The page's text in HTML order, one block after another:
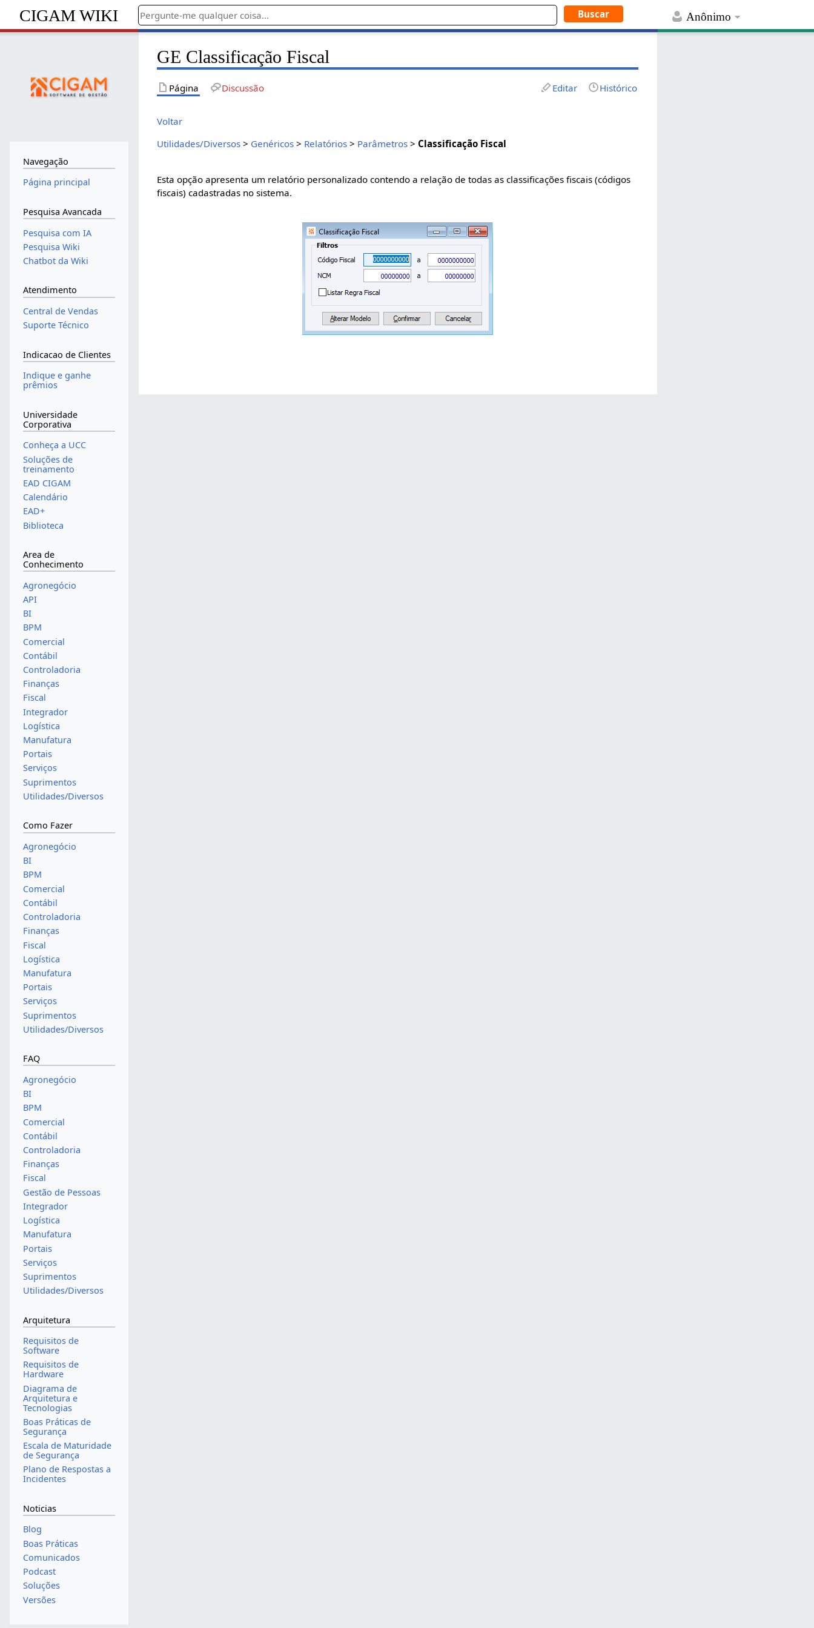
Anônimo
CIGAM WIKI
GE Classificação Fiscal
Página Discussão Editar Histórico
Voltar
Utilidades/Diversos > Genéricos > Relatórios > Parâmetros > Classificação Fiscal
Esta opção apresenta um relatório personalizado contendo a relação de todas as classificações fiscais (códigos
fiscais) cadastradas no sistema.
Navegação
Página principal
Pesquisa Avancada
Pesquisa com IA
Pesquisa Wiki
Chatbot da Wiki
Atendimento
Central de Vendas
Suporte Técnico
Indicacao de Clientes
Indique e ganhe
prêmios
Universidade
Corporativa
Conheça a UCC
Soluções de
treinamento
EAD CIGAM
Calendário
EAD+
Biblioteca
Area de
Conhecimento
Agronegócio
API
BI
BPM
Comercial
Contábil
Controladoria
Finanças
Fiscal
Integrador
Logística
Manufatura
Portais
Serviços
Suprimentos
Utilidades/Diversos
Como Fazer
Agronegócio
BI
BPM
Comercial
Contábil
Controladoria
Finanças
Fiscal
Logística
Manufatura
Portais
Serviços
Suprimentos
Utilidades/Diversos
FAQ
Agronegócio
BI
BPM
Comercial
Contábil
Controladoria
Finanças
Fiscal
Gestão de Pessoas
Integrador
Logística
Manufatura
Portais
Serviços
Suprimentos
Utilidades/Diversos
Arquitetura
Requisitos de
Software
Requisitos de
Hardware
Diagrama de
Arquitetura e
Tecnologias
Boas Práticas de
Segurança
Escala de Maturidade
de Segurança
Plano de Respostas a
Incidentes
Noticias
Blog
Boas Práticas
Comunicados
Podcast
Soluções
Versões